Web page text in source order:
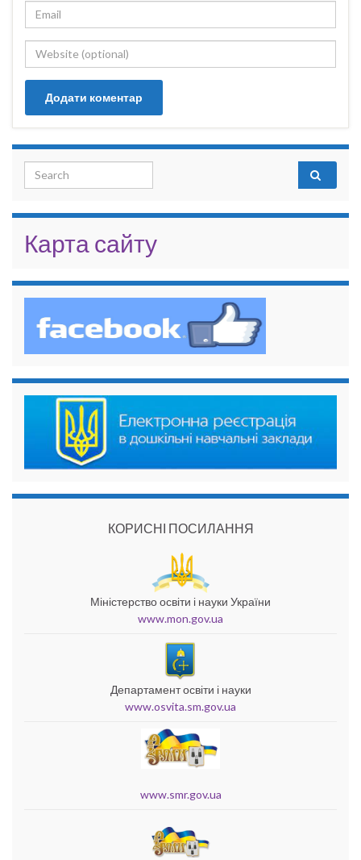
Search for:
Карта сайту
КОРИСНІ ПОСИЛАННЯ
Міністерство освіти і науки України
www.mon.gov.ua
Департамент освіти і науки
www.osvita.sm.gov.ua
www.smr.gov.ua